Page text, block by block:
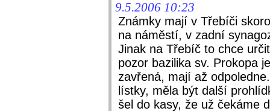
9.5.2006 10:23
Známky mají v Třebíči
na náměstí, v zadní
Jinak na Třebíč to chce
pozor bazilika sv. Prokopa
zavřená, mají až
lístky, měla být další
šel do kasy, že už čekáme